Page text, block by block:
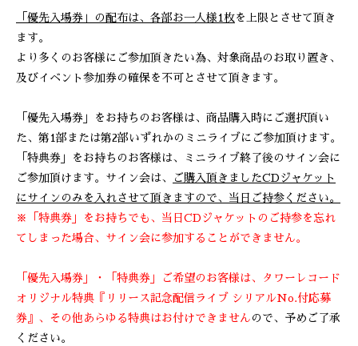
「優先入場券」の配布は、各部お一人様1枚を上限とさせて頂き
ます。
より多くのお客様にご参加頂きたい為、対象商品のお取り置き、
及びイベント参加券の確保を不可とさせて頂きます。
「優先入場券」をお持ちのお客様は、商品購入時にご選択頂い
た、第1部または第2部いずれかのミニライブにご参加頂けます。
「特典券」をお持ちのお客様は、ミニライブ終了後のサイン会に
ご参加頂けます。サイン会は、
ご購入頂きましたCDジャケット
にサインのみを入れさせて頂きますので、当日ご持参ください。
※「特典券」をお持ちでも、当日CDジャケットのご持参を忘れ
てしまった場合、サイン会に参加することができません。
「優先入場券」・「特典券」ご希望のお客様は、タワーレコード
オリジナル特典『リリース記念配信ライブ シリアルNo.付応募
券』、その他あらゆる特典はお付けできません ので、予めご了承
ください。